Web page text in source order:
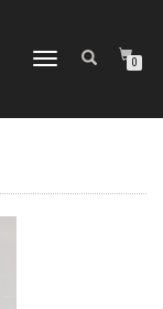
TOGGLE
0